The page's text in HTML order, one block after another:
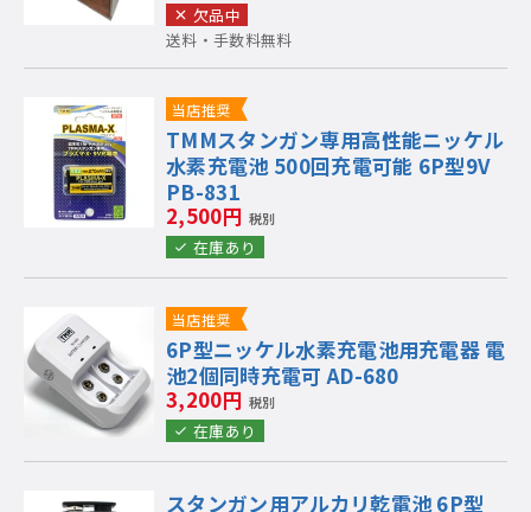
欠品中
送料・手数料無料
当店推奨
TMMスタンガン専用高性能ニッケル
水素充電池 500回充電可能 6P型9V
PB-831
2,500円 税別
在庫あり
当店推奨
6P型ニッケル水素充電池用充電器 電
池2個同時充電可 AD-680
3,200円 税別
在庫あり
スタンガン用アルカリ乾電池 6P型